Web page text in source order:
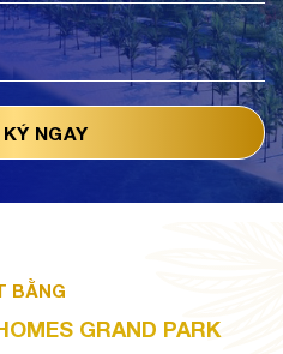
BẰNG
GRAND PARK